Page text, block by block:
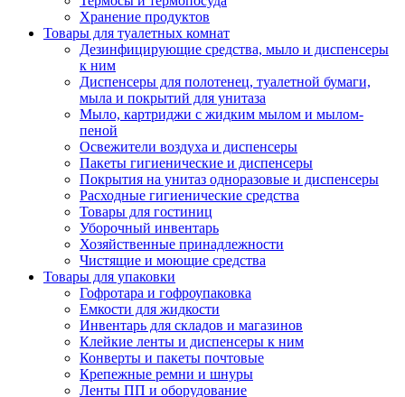
Хранение продуктов
Товары для туалетных комнат
Дезинфицирующие средства, мыло и диспенсеры
к ним
Диспенсеры для полотенец, туалетной бумаги,
мыла и покрытий для унитаза
Мыло, картриджи с жидким мылом и мылом-
пеной
Освежители воздуха и диспенсеры
Пакеты гигиенические и диспенсеры
Покрытия на унитаз одноразовые и диспенсеры
Расходные гигиенические средства
Товары для гостиниц
Уборочный инвентарь
Хозяйственные принадлежности
Чистящие и моющие средства
Товары для упаковки
Гофротара и гофроупаковка
Емкости для жидкости
Инвентарь для складов и магазинов
Клейкие ленты и диспенсеры к ним
Конверты и пакеты почтовые
Крепежные ремни и шнуры
Ленты ПП и оборудование